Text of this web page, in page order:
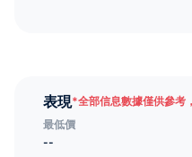
表現*全部信息數據僅供參考
最低價
--